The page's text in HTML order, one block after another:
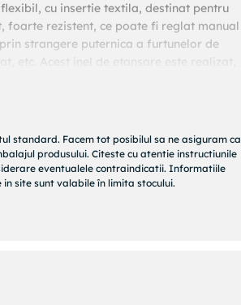
cu insertie textila, destinat pentru
foarte rezistent, ce poate fi reglat manual
strangere puternica a furtunelor de
etc. Acest inel de etansare este realizat,
de catre toti instalatorii, colierul este
maxim: 19 mm Latime: 9 mm Greutate:
conectati furtunul de gaz la regulator,
Ceasul de butelie se utilizeaza cu furtun
electric. Inchideti robinetul buteliei si
orice flacara din apropiere.
podeaua spre iesire la aer pentru a
standard. Facem tot posibilul sa ne asiguram ca
produsului. Citeste cu atentie instructiunile
eventualele contraindicatii. Informatiile
site sunt valabile în limita stocului.